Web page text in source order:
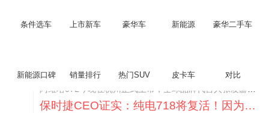
条件选车 上市新车 豪华车 新能源 豪华二手车
新能源口碑 销量排行 热门SUV 皮卡车 对比阿维塔07L限时权益价21.99万起，张凌赫成首位车主
保时捷CEO证实：纯电718将复活！因为奥迪需要